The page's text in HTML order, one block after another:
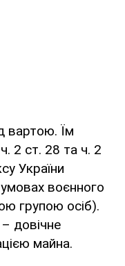
вартою. Їм
2 ст. 28 та ч. 2
України
воєнного
групою осіб).
довічне
майна.